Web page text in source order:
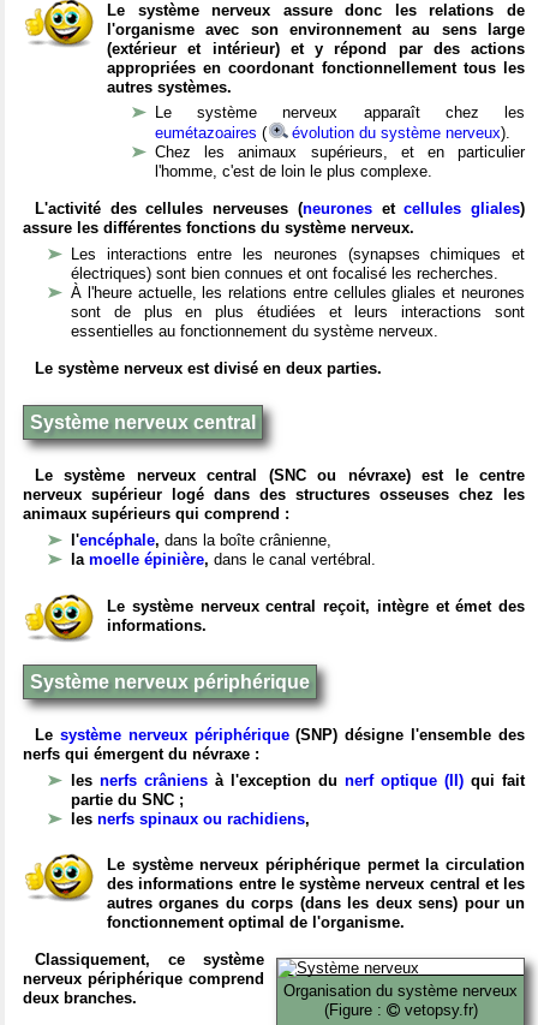
Le système nerveux assure donc les relations de
l'organisme avec son environnement au sens large
(extérieur et intérieur) et y répond par des actions
appropriées en coordonant fonctionnellement tous les
autres systèmes.
Le système nerveux apparaît chez les
eumétazoaires ( évolution du système nerveux).
Chez les animaux supérieurs, et en particulier
l'homme, c'est de loin le plus complexe.
L'activité des cellules nerveuses (neuronesetcellules gliales)
assure les différentes fonctions du système nerveux.
Les interactions entre les neurones (synapses chimiques et
électriques) sont bien connues et ont focalisé les recherches.
À l'heure actuelle, les relations entre cellules gliales et neurones
sont de plus en plus étudiées et leurs interactions sont
essentielles au fonctionnement du système nerveux.
Le système nerveux est divisé en deux parties.
Système nerveux central
Le système nerveux central (SNC ou névraxe) est le centre
nerveux supérieur logé dans des structures osseuses chez les
animaux supérieurs qui comprend :
l'encéphale, dans la boîte crânienne,
la moelle épinière, dans le canal vertébral.
Le système nerveux central reçoit, intègre et émet des
informations.
Système nerveux périphérique
Le système nerveux périphérique(SNP) désigne l'ensemble des
nerfs qui émergent du névraxe :
les nerfs crâniens à l'exception du nerf optique (II) qui fait
partie du SNC ;
les nerfs spinaux ou rachidiens,
Le système nerveux périphérique permet la circulation
des informations entre le système nerveux central et les
autres organes du corps (dans les deux sens) pour un
fonctionnement optimal de l'organisme.
Organisation du système nerveux
(Figure :
vetopsy.fr)
Classiquement, ce système
nerveux périphérique comprend
deux branches.